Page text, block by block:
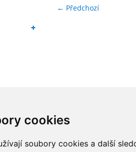
cookies
soubory cookies a další
← Předchozí